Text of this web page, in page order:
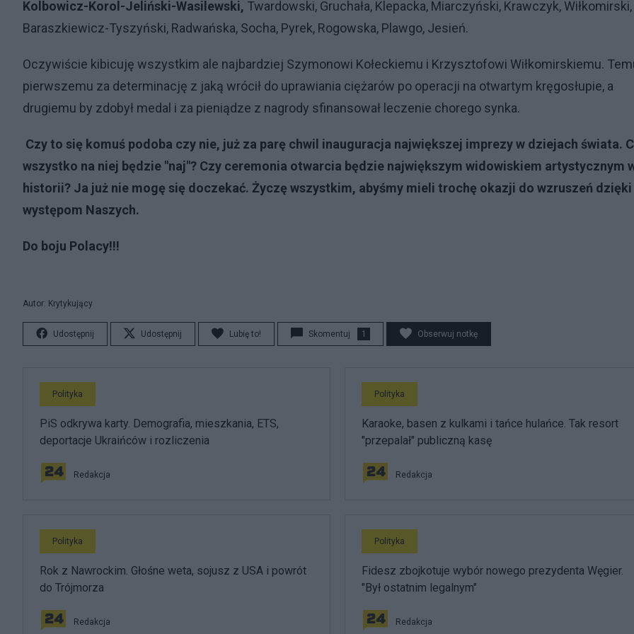
Kolbowicz-Korol-Jeliński-Wasilewski, Twardowski, Gruchała, Klepacka, Miarczyński, Krawczyk, Wiłkomirski,
Baraszkiewicz-Tyszyński, Radwańska, Socha, Pyrek, Rogowska, Plawgo, Jesień.
Oczywiście kibicuję wszystkim ale najbardziej Szymonowi Kołeckiemu i Krzysztofowi Wiłkomirskiemu.
pierwszemu za determinację z jaką wrócił do uprawiania ciężarów po operacji na otwartym kręgosłupie, a
drugiemu by zdobył medal i za pieniądze z nagrody sfinansował leczenie chorego synka.
Czy to się komuś podoba czy nie, już za parę chwil inauguracja największej imprezy w dziejach świata.
wszystko na niej będzie "naj"? Czy ceremonia otwarcia będzie największym widowiskiem artystycznym
historii? Ja już nie mogę się doczekać. Życzę wszystkim, abyśmy mieli trochę okazji do wzruszeń dzięki
występom Naszych.
Do boju Polacy!!!
Autor: Krytykujący
Udostępnij Udostępnij Lubię to! Skomentuj 1 Obserwuj notkę
Polityka
PiS odkrywa karty. Demografia, mieszkania, ETS,
deportacje Ukraińców i rozliczenia
Redakcja
Polityka
Karaoke, basen z kulkami i tańce hulańce. Tak resort
"przepalał" publiczną kasę
Redakcja
Polityka
Rok z Nawrockim. Głośne weta, sojusz z USA i powrót
do Trójmorza
Redakcja
Polityka
Fidesz zbojkotuje wybór nowego prezydenta Węgier.
"Był ostatnim legalnym"
Redakcja